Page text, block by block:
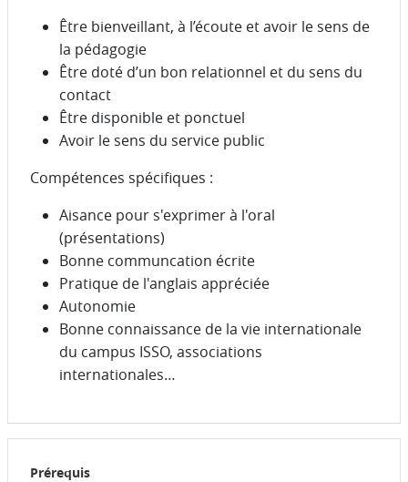
Être bienveillant, à l’écoute et avoir le sens de
la pédagogie
Être doté d’un bon relationnel et du sens du
contact
Être disponible et ponctuel
Avoir le sens du service public
Compétences spécifiques :
Aisance pour s'exprimer à l'oral
(présentations)
Bonne communcation écrite
Pratique de l'anglais appréciée
Autonomie
Bonne connaissance de la vie internationale
du campus ISSO, associations
internationales…
Prérequis